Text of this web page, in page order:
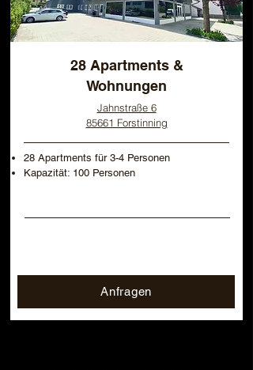
28 Apartments &
Wohnungen
Jahnstraße 6
85661 Forstinning
28 Apartments für 3-4 Personen
Kapazität: 100 Personen
Anfragen